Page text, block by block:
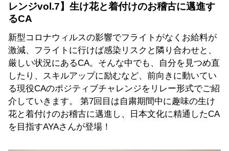
レンジvol.7】生け花と着付けのお稽古に邁進す
るCA
新型コロナウィルスの影響でフライトがなくお給料が
激減、フライトに行けば感染リスクと隣り合わせと、
厳しい状況にあるCA。そんな中でも、自分を見つめ直
したり、スキルアップに励むなど、前向きに動いてい
る現役CAのポジティブチャレンジをリレー形式でご紹
介していきます。 第7回目は自粛期間中に趣味の生け
花と着付けのお稽古に邁進し、日本文化に精通したCA
を目指すAYAさんが登場！